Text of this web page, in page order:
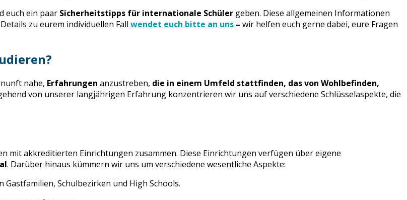
euch ein paar Sicherheitstipps für internationale Schüler geben. Diese allgemeinen Informationen
zu eurem individuellen Fall wendet euch bitte an uns – wir helfen euch gerne dabei, eure Fragen
nahe, Erfahrungen anzustreben, die in einem Umfeld stattfinden, das von Wohlbefinden,
von unserer langjährigen Erfahrung konzentrieren wir uns auf verschiedene Schlüsselaspekte, die
mit akkreditierten Einrichtungen zusammen. Diese Einrichtungen verfügen über eigene
. Darüber hinaus kümmern wir uns um verschiedene wesentliche Aspekte:
Gastfamilien, Schulbezirken und High Schools.